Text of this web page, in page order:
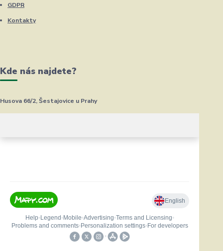
GDPR
Kontakty
Kde nás najdete?
Husova 66/2, Šestajovice u Prahy